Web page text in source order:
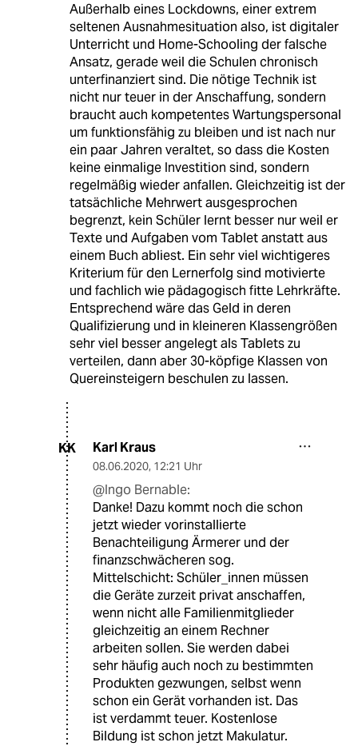
Außerhalb eines Lockdowns, einer extrem
seltenen Ausnahmesituation also, ist digitaler
Unterricht und Home-Schooling der falsche
Ansatz, gerade weil die Schulen chronisch
unterfinanziert sind. Die nötige Technik ist
nicht nur teuer in der Anschaffung, sondern
braucht auch kompetentes Wartungspersonal
um funktionsfähig zu bleiben und ist nach nur
ein paar Jahren veraltet, so dass die Kosten
keine einmalige Investition sind, sondern
regelmäßig wieder anfallen. Gleichzeitig ist der
tatsächliche Mehrwert ausgesprochen
begrenzt, kein Schüler lernt besser nur weil er
Texte und Aufgaben vom Tablet anstatt aus
einem Buch abliest. Ein sehr viel wichtigeres
Kriterium für den Lernerfolg sind motivierte
und fachlich wie pädagogisch fitte Lehrkräfte.
Entsprechend wäre das Geld in deren
Qualifizierung und in kleineren Klassengrößen
sehr viel besser angelegt als Tablets zu
verteilen, dann aber 30-köpfige Klassen von
Quereinsteigern beschulen zu lassen.
KK Karl Kraus
08.06.2020, 12:21 Uhr
@Ingo Bernable:
Danke! Dazu kommt noch die schon
jetzt wieder vorinstallierte
Benachteiligung Ärmerer und der
finanzschwächeren sog.
Mittelschicht: Schüler_innen müssen
die Geräte zurzeit privat anschaffen,
wenn nicht alle Familienmitglieder
gleichzeitig an einem Rechner
arbeiten sollen. Sie werden dabei
sehr häufig auch noch zu bestimmten
Produkten gezwungen, selbst wenn
schon ein Gerät vorhanden ist. Das
ist verdammt teuer. Kostenlose
Bildung ist schon jetzt Makulatur.